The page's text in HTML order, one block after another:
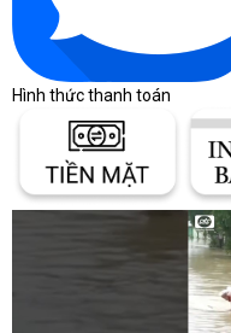
Hình thức thanh toán